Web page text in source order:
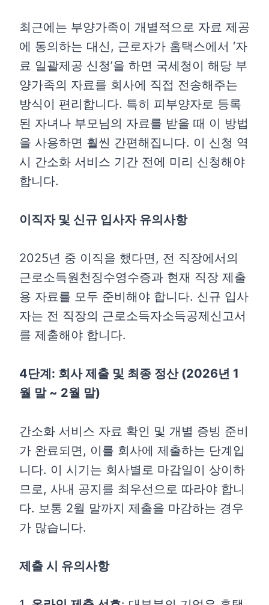
최근에는 부양가족이 개별적으로 자료 제공
에 동의하는 대신, 근로자가 홈택스에서 ‘자
료 일괄제공 신청’을 하면 국세청이 해당 부
양가족의 자료를 회사에 직접 전송해주는
방식이 편리합니다. 특히 피부양자로 등록
된 자녀나 부모님의 자료를 받을 때 이 방법
을 사용하면 훨씬 간편해집니다. 이 신청 역
시 간소화 서비스 기간 전에 미리 신청해야
합니다.
이직자 및 신규 입사자 유의사항
2025년 중 이직을 했다면, 전 직장에서의
근로소득원천징수영수증과 현재 직장 제출
용 자료를 모두 준비해야 합니다. 신규 입사
자는 전 직장의 근로소득자소득공제신고서
를 제출해야 합니다.
4단계: 회사 제출 및 최종 정산 (2026년 1
월 말 ~ 2월 말)
간소화 서비스 자료 확인 및 개별 증빙 준비
가 완료되면, 이를 회사에 제출하는 단계입
니다. 이 시기는 회사별로 마감일이 상이하
므로, 사내 공지를 최우선으로 따라야 합니
다. 보통 2월 말까지 제출을 마감하는 경우
가 많습니다.
제출 시 유의사항